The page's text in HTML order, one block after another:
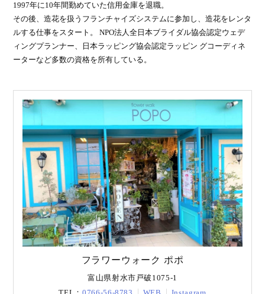
1997年に10年間勤めていた信用金庫を退職。
その後、造花を扱うフランチャイズシステムに参加し、造花をレンタ
ルする仕事をスタート。 NPO法人全日本ブライダル協会認定ウェデ
ィングプランナー、日本ラッピング協会認定ラッピン グコーディネ
ーターなど多数の資格を所有している。
フラワーウォーク ポポ
富山県射水市戸破1075-1